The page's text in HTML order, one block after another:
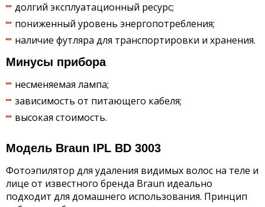
долгий эксплуатационный ресурс;
пониженный уровень энергопотребления;
наличие футляра для транспортировки и хранения.
Минусы прибора
несменяемая лампа;
зависимость от питающего кабеля;
высокая стоимость.
Модель Braun IPL BD 3003
Фотоэпилятор для удаления видимых волос на теле и
лице от известного бренда Braun идеально
подходит для домашнего использования. Принцип